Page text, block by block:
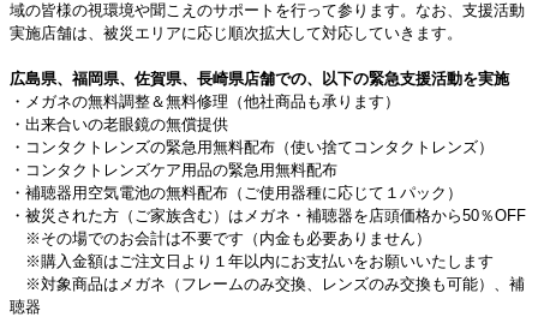
域の皆様の視環境や聞こえのサポートを行って参ります。なお、支援活動
実施店舗は、被災エリアに応じ順次拡大して対応していきます。
広島県、福岡県、佐賀県、長崎県店舗での、以下の緊急支援活動を実施
・メガネの無料調整＆無料修理（他社商品も承ります）
・出来合いの老眼鏡の無償提供
・コンタクトレンズの緊急用無料配布（使い捨てコンタクトレンズ）
・コンタクトレンズケア用品の緊急用無料配布
・補聴器用空気電池の無料配布（ご使用器種に応じて１パック）
・被災された方（ご家族含む）はメガネ・補聴器を店頭価格から50％OFF
※その場でのお会計は不要です（内金も必要ありません）
※購入金額はご注文日より１年以内にお支払いをお願いいたします
※対象商品はメガネ（フレームのみ交換、レンズのみ交換も可能）、補
聴器